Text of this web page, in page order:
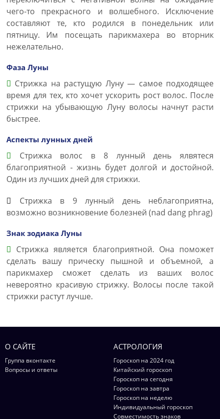
чего-то прекрасного и волшебного. Исключение
составляют те, кто родился в понедельник или
пятницу. Им посещать парикмахера во вторник
нежелательно.
Фаза Луны
Стрижка на растущую Луну — самое подходящее
время для тех, кто хочет ускорить рост волос. После
стрижки на убывающую Луну волосы начнут расти
быстрее.
Аспекты лунных дней
Стрижка волос в 8 лунный день ялвятеся
благоприятной - жизнь будет долгой и достойной.
Один из лучших дней для стрижки.
Стрижка в 9 лунный день неблагоприятна,
возможно возникновение болезней (nad dang phrag)
Знак зодиака Луны
Стрижка является благоприятной. Она поможет
сделать вашу прическу пышной и объемной, а
парикмахер сможет сделать из ваших волос
невероятно красивую стрижку. Волосы после такой
стрижки растут лучше.
О САЙТЕ
Группа вконтакте
Вопросы и ответы
АСТРОЛОГИЯ
Гороскоп на 2024 год
Китайский гороскоп
Гороскоп на сегодня
Гороскоп на завтра
Гороскоп на неделю
Индивидуальный гороскоп
Совместимость знаков